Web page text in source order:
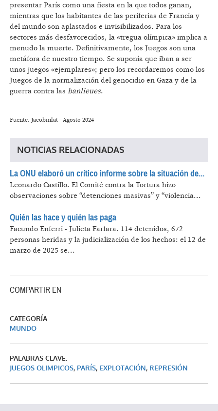
presentar París como una fiesta en la que todos ganan,
mientras que los habitantes de las periferias de Francia y
del mundo son aplastados e invisibilizados. Para los
sectores más desfavorecidos, la «tregua olímpica» implica a
menudo la muerte. Definitivamente, los Juegos son una
metáfora de nuestro tiempo. Se suponía que iban a ser
unos juegos «ejemplares»; pero los recordaremos como los
Juegos de la normalización del genocidio en Gaza y de la
guerra contra las banlieues.
Fuente: Jacobinlat - Agosto 2024
NOTICIAS RELACIONADAS
La ONU elaboró un crítico informe sobre la situación de...
Leonardo Castillo. El Comité contra la Tortura hizo
observaciones sobre “detenciones masivas” y “violencia...
Quién las hace y quién las paga
Facundo Enferri - Julieta Farfara. 114 detenidos, 672
personas heridas y la judicialización de los hechos: el 12 de
marzo de 2025 se...
COMPARTIR EN
CATEGORÍA
MUNDO
PALABRAS CLAVE:
JUEGOS OLIMPICOS, PARÍS, EXPLOTACIÓN, REPRESIÓN